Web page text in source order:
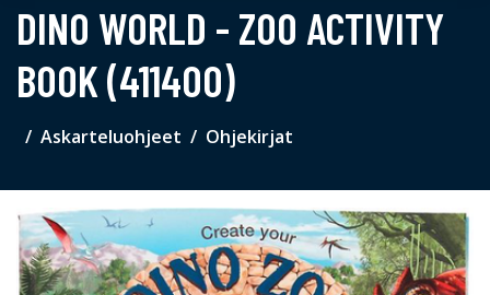
DINO WORLD - ZOO ACTIVITY
BOOK (411400)
Askarteluohjeet Ohjekirjat